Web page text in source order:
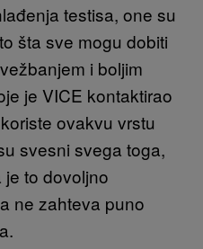
testisa, one su
šta sve mogu dobiti
i boljim
je VICE kontaktirao
ovakvu vrstu
svesni svega toga,
to dovoljno
ne zahteva puno